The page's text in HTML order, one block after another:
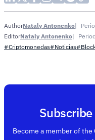
AuthorNataly Antonenko
EditorNataly Antonenko
#Criptomonedas#Noticias
Become a member of